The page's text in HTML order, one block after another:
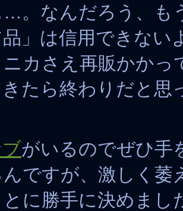
…。なんだろう、も
品」は信用できな
カさえ再販かかっ
たら終わりだと思
がいるのでぜひ手
ですが、激しく萎
に勝手に決めまし